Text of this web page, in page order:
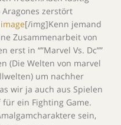
zerstört
[/img]Kenn jemand
Zusammenarbeit von
erst in “”Marvel Vs. Dc””
(Die Welten von marvel
um nachher
wir ja auch aus Spielen
ein Fighting Game.
sein,